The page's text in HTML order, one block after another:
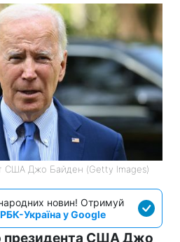
США Джо Байден (Getty Images)
новин! Отримуй
РБК-Україна у Google
президента США Джо